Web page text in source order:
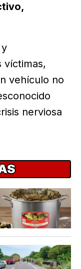
víctimas,
vehículo no
nerviosa